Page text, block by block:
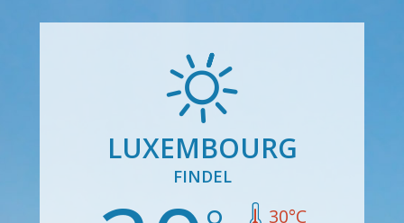
LUXEMBOURG
FINDEL
30°C